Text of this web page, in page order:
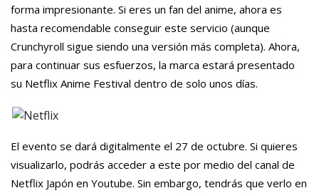
forma impresionante. Si eres un fan del anime, ahora es
hasta recomendable conseguir este servicio (aunque
Crunchyroll sigue siendo una versión más completa). Ahora,
para continuar sus esfuerzos, la marca estará presentado
su Netflix Anime Festival dentro de solo unos días.
El evento se dará digitalmente el 27 de octubre. Si quieres
visualizarlo, podrás acceder a este por medio del canal de
Netflix Japón en Youtube. Sin embargo, tendrás que verlo en